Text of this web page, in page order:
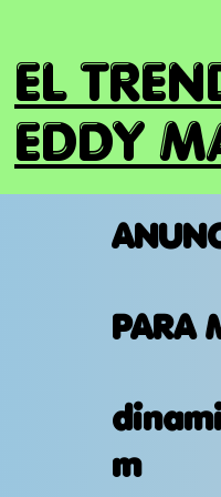
EL
EDDY
PARA
m